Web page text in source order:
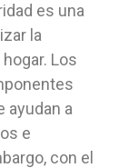
es una
la
Los
ayudan a
e
con el